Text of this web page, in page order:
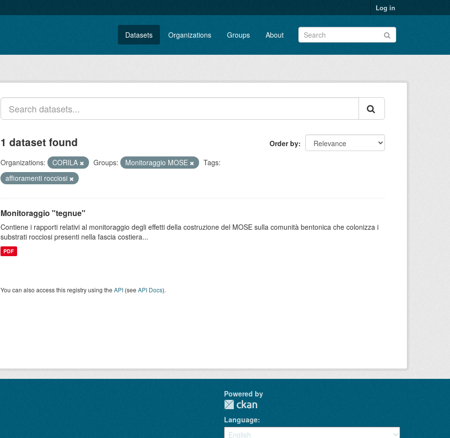
Log in
Datasets Organizations Groups About
Order by
1 dataset found
Organizations: CORILA Groups: Monitoraggio MOSE
Tags:
affioramenti rocciosi
Monitoraggio "tegnue"
Contiene i rapporti relativi al monitoraggio degli effetti della costruzione del MOSE sulla comunità bentonica che colonizza i
substrati rocciosi presenti nella fascia costiera...
PDF
You can also access this registry using the API (see API Docs).
Powered by
Language